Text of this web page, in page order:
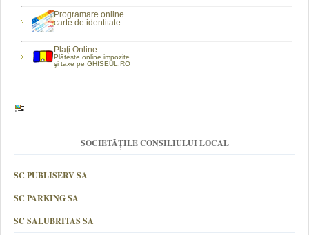
Programare online
carte de identitate
Plaţi Online
Plătește online impozite
şi taxe pe GHISEUL.RO
SOCIETĂȚILE CONSILIULUI LOCAL
SC PUBLISERV SA
SC PARKING SA
SC SALUBRITAS SA